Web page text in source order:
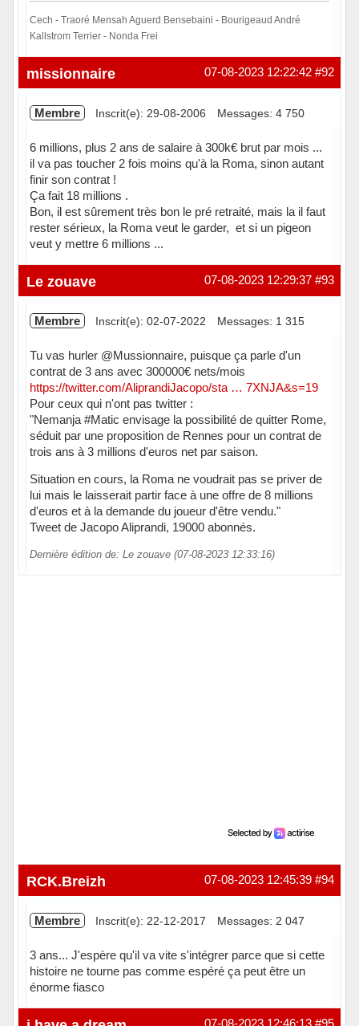
Cech - Traoré Mensah Aguerd Bensebaini - Bourigeaud André
Kallstrom Terrier - Nonda Frei
Hors ligne #92
07-08-2023 12:22:42
missionnaire
Membre Inscrit(e): 29-08-2006 Messages: 4 750
6 millions, plus 2 ans de salaire à 300k€ brut par mois ...
il va pas toucher 2 fois moins qu'à la Roma, sinon autant
finir son contrat !
Ça fait 18 millions .
Bon, il est sûrement très bon le pré retraité, mais la il faut
rester sérieux, la Roma veut le garder, et si un pigeon
veut y mettre 6 millions ...
Hors ligne #93
07-08-2023 12:29:37
Le zouave
Membre Inscrit(e): 02-07-2022 Messages: 1 315
Tu vas hurler @Mussionnaire, puisque ça parle d'un
contrat de 3 ans avec 300000€ nets/mois
https://twitter.com/AliprandiJacopo/sta … 7XNJA&s=19
Pour ceux qui n'ont pas twitter :
"Nemanja #Matic envisage la possibilité de quitter Rome,
séduit par une proposition de Rennes pour un contrat de
trois ans à 3 millions d'euros net par saison.
Situation en cours, la Roma ne voudrait pas se priver de
lui mais le laisserait partir face à une offre de 8 millions
d'euros et à la demande du joueur d'être vendu."
Tweet de Jacopo Aliprandi, 19000 abonnés.
Dernière édition de: Le zouave (07-08-2023 12:33:16)
#94
07-08-2023 12:45:39
RCK.Breizh
Membre Inscrit(e): 22-12-2017 Messages: 2 047
3 ans... J'espère qu'il va vite s'intégrer parce que si cette
histoire ne tourne pas comme espéré ça peut être un
énorme fiasco
Hors ligne